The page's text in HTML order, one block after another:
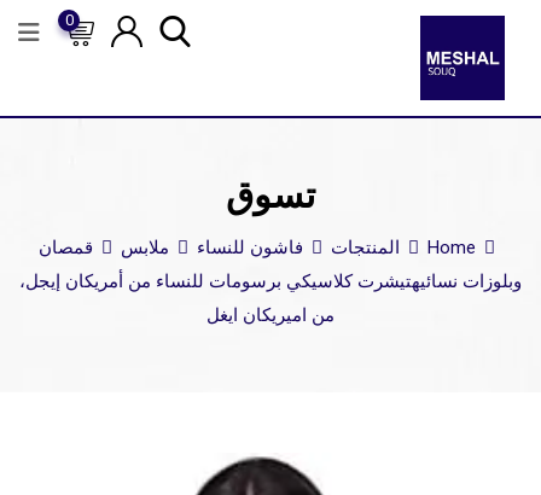
0
تسوق
Home المنتجات فاشون للنساء ملابس
قمصان
وبلوزات نسائيهتيشرت كلاسيكي برسومات للنساء من أمريكان إيجل،
من اميريكان ايغل